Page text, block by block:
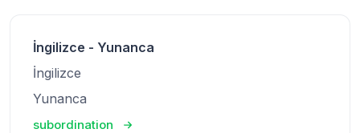
İngilizce - Yunanca
İngilizce
Yunanca
subordination